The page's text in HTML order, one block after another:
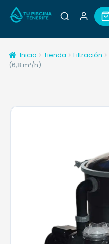
Inicio Tienda Filtración
(6,8 m³/h)